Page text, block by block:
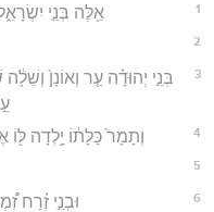
1 אֵ֖לֶּה בְּנֵ֣י יִשְׂרָאֵ֑ל
2
3
בְּנֵ֣י יְהוּדָ֗ה עֵ֤ר וְאוֹנָן֙
4 וְתָמָר֙ כַּלָּת֔וֹ יָ֥לְדָה לּ֖וֹ
5
6 וּבְנֵ֣י זֶ֗רַח